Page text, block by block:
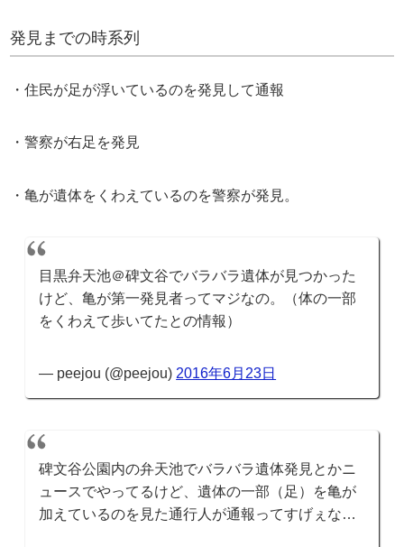
発見までの時系列
・住民が足が浮いているのを発見して通報
・警察が右足を発見
・亀が遺体をくわえているのを警察が発見。
目黒弁天池＠碑文谷でバラバラ遺体が見つかった
けど、亀が第一発見者ってマジなの。（体の一部
をくわえて歩いてたとの情報）
— peejou (@peejou) 2016年6月23日
碑文谷公園内の弁天池でバラバラ遺体発見とかニ
ュースでやってるけど、遺体の一部（足）を亀が
加えているのを見た通行人が通報ってすげぇな…